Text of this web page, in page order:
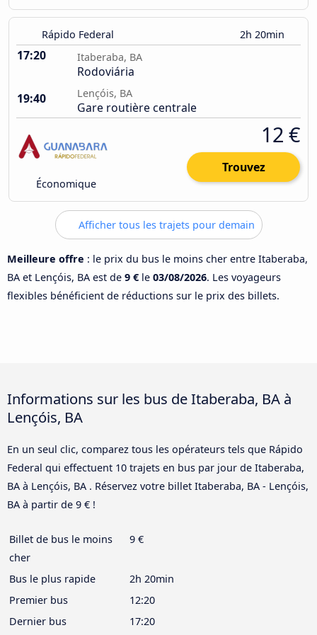
Rápido Federal 2h 20min
17:20 Itaberaba, BA
Rodoviária
19:40
Lençóis, BA
Gare routière centrale
Économique
12 €
Trouvez
Afficher tous les trajets pour demain
Meilleure offre : le prix du bus le moins cher entre Itaberaba,
BA et Lençóis, BA est de 9 € le 03/08/2026. Les voyageurs
flexibles bénéficient de réductions sur le prix des billets.
Informations sur les bus de Itaberaba, BA à
Lençóis, BA
En un seul clic, comparez tous les opérateurs tels que Rápido
Federal qui effectuent 10 trajets en bus par jour de Itaberaba,
BA à Lençóis, BA . Réservez votre billet Itaberaba, BA - Lençóis,
BA à partir de 9 € !
Billet de bus le moins
cher
9 €
Bus le plus rapide
2h 20min
Premier bus
12:20
Dernier bus
17:20